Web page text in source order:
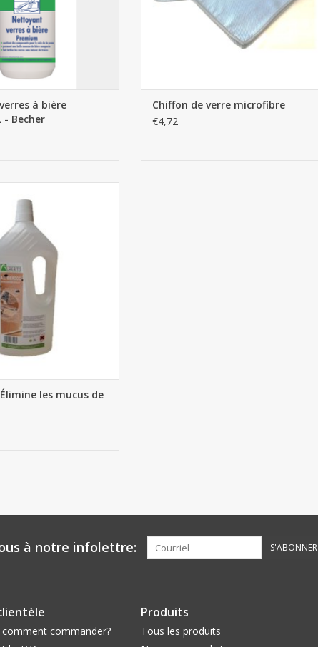
à bière
- Becher
Chiffon de verre microfibre
€4,72
AU PANIER
les mucus de
à notre infolettre: S'ABONNER
comment commander?
Produits
Tous les produits